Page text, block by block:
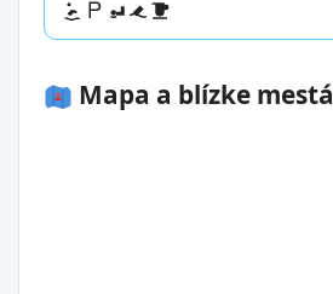
Mapa a blízke mestá